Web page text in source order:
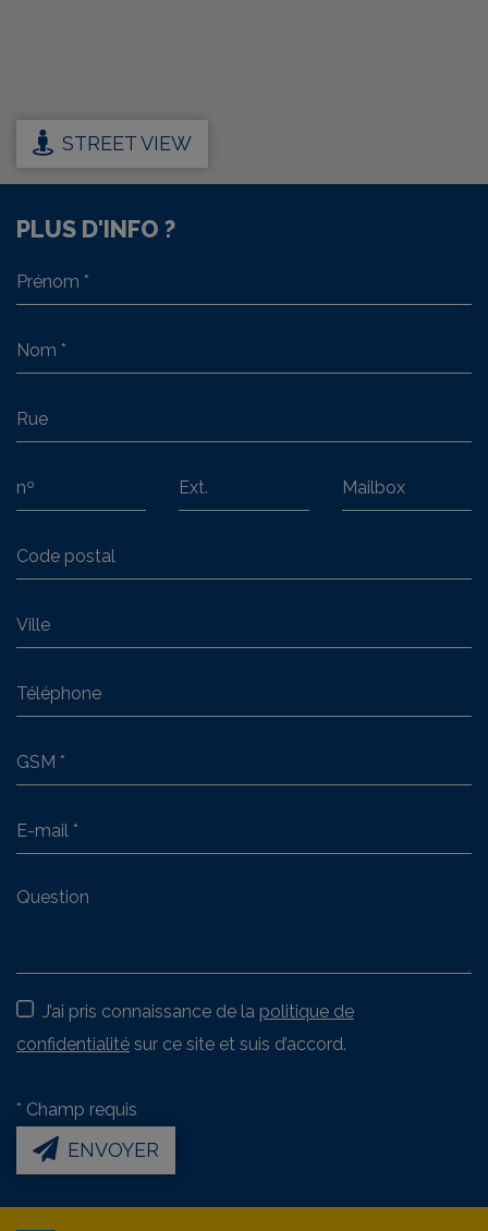
STREET VIEW
PLUS D'INFO ?
J’ai pris connaissance de la politique de
confidentialité sur ce site et suis d’accord.
* Champ requis
ENVOYER